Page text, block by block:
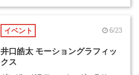
イベント 6/23
井口皓太 モーショングラフィッ
クス